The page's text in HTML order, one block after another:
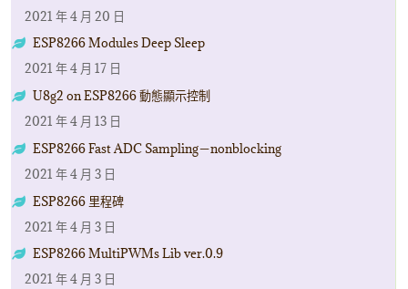
2021 年 4 月 20 日
ESP8266 Modules Deep Sleep
2021 年 4 月 17 日
U8g2 on ESP8266 動態顯示控制
2021 年 4 月 13 日
ESP8266 Fast ADC Sampling－nonblocking
2021 年 4 月 3 日
ESP8266 里程碑
2021 年 4 月 3 日
ESP8266 MultiPWMs Lib ver.0.9
2021 年 4 月 3 日